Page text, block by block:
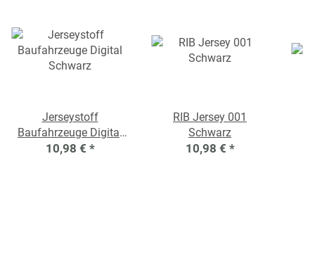
Jerseystoff
Baufahrzeuge Digital
Schwarz
10,98 € *
RIB Jersey 001
Schwarz
10,98 € *